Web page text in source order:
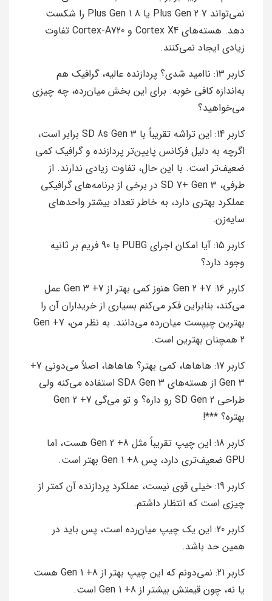
نمی‌تواند 7 Plus Gen 2 یا 8 Plus Gen 1 را شکست
دهد. هسته‌های Cortex X4 و Cortex-A720 تفاوت
زیادی ایجاد نمی‌کنند.
کاربر 13: ناامید شدی؟ پردازنده عالیه، گرافیک هم
به‌اندازه کافی خوبه. برای این بخش میان‌رده، چه چیزی
می‌خواهید؟
کاربر 14: این تراشه تقریباً با SD 8s Gen 3 برابر است،
اگرچه به دلیل فرکانس پایین‌تر پردازنده و گرافیک کمی
ضعیف‌تر است. با این حال، تفاوت زیادی ندارند. از
طرفی، SD 7+ Gen 3 در برخی از برنامه‌های گرافیکی
عملکرد بهتری دارد، به خاطر تعداد بیشتر واحدهای
سایه‌زن.
کاربر 15: آیا امکان اجرای PUBG با 90 فریم بر ثانیه
وجود دارد؟
کاربر 16: 7+ Gen 2 هنوز کمی بهتر از 7+ Gen 3 عمل
می‌کند، بنابراین فکر می‌کنم بسیاری از خریداران آن را
بهترین چیپست میان‌رده می‌دانند. به نظر من، 7+ Gen
2 همچنان بهترین است.
کاربر 17: هاهاها، کمی بهتر؟ هاهاها، اصلاً می‌دونی 7+
Gen 3 از هسته‌های SD8 Gen 3 استفاده می‌کنه ولی
طراحی SD Gen 2 رو داره؟ و تو می‌گی 7+ Gen 2
بهتره؟ ***!
کاربر 18: این چیپ تقریباً مثل 8+ Gen 2 هست، اما
GPU ضعیف‌تری دارد، پس 8+ Gen 1 بهتر است.
کاربر 19: خیلی قوی نیست، عملکرد پردازنده آن کمتر از
چیزی است که انتظار داشتم.
کاربر 20: این یک چیپ میان‌رده است، پس باید در
همین حد باشد.
کاربر 21: نمی‌دونم که این چیپ بهتر از 8+ Gen 1 هست
یا نه، چون قیمتش بیشتر از 8+ Gen 1 است.